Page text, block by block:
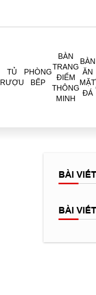
TỦ
RƯỢU
PHÒNG
BẾP
BÀN
TRANG
ĐIỂM
THÔNG
MINH
BÀN
ĂN
MẶT
ĐÁ
BÀI
BÀI